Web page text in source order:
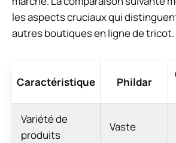
les aspects cruciaux qui
autres boutiques en ligne de tricot.
Caractéristique Phildar
Variété de
produits
Vaste